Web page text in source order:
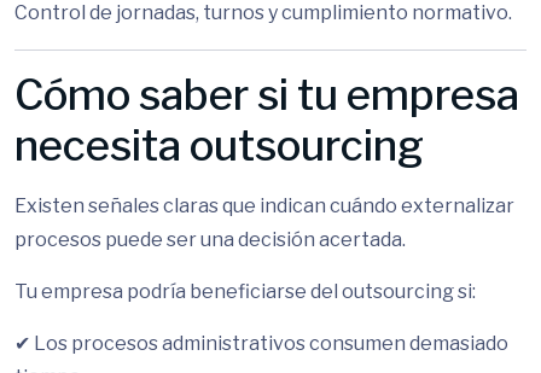
Control de jornadas, turnos y cumplimiento normativo.
Cómo saber si tu empresa
necesita outsourcing
Existen señales claras que indican cuándo externalizar
procesos puede ser una decisión acertada.
Tu empresa podría beneficiarse del outsourcing si:
✔ Los procesos administrativos consumen demasiado